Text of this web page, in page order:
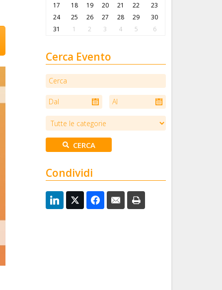
17
18 19 20 21 22
23
24
25 26 27 28 29
30
31
1 2 3 4 5 6
Cerca Evento
Condividi